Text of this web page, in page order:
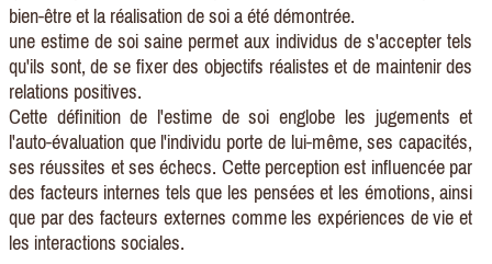
bien-être et la réalisation de soi a été démontrée.
une estime de soi saine permet aux individus de s'accepter tels
qu'ils sont, de se fixer des objectifs réalistes et de maintenir des
relations positives.
Cette définition de l'estime de soi englobe les jugements et
l'auto-évaluation que l'individu porte de lui-même, ses capacités,
ses réussites et ses échecs. Cette perception est influencée par
des facteurs internes tels que les pensées et les émotions, ainsi
que par des facteurs externes comme les expériences de vie et
les interactions sociales.